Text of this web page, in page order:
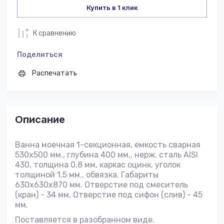
Купить в 1 клик
К сравнению
Поделиться
Распечатать
Описание
Ванна моечная 1-секционная, емкость сварная
530х500 мм., глубина 400 мм., нерж. сталь AISI
430, толщина 0,8 мм, каркас оцинк. уголок
толщиной 1,5 мм., обвязка. Габариты
630х630х870 мм. Отверстие под смеситель
(кран) - 34 мм, Отверстие под сифон (слив) - 45
мм.
Поставляется в разобранном виде.